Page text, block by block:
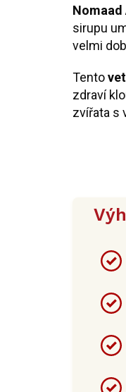
sirupu
velmi
Tento
zdraví
zvířata s